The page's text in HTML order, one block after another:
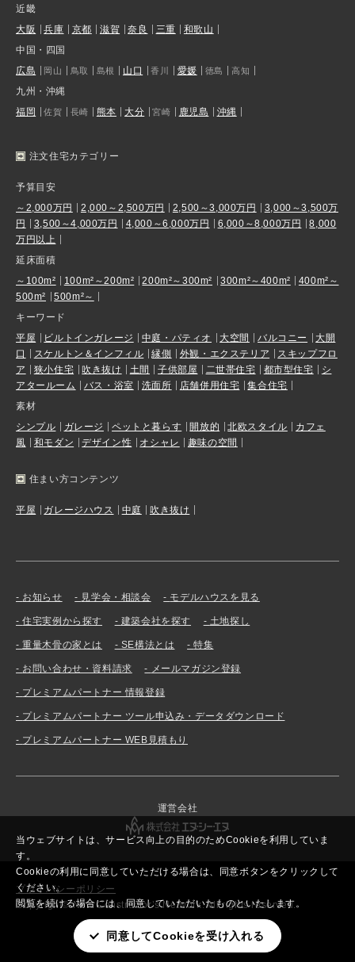
当ウェブサイトは、サービス向上の目的のためCookieを利用していま
す。
Cookieの利用に同意していただける場合は、同意ボタンをクリックして
ください。
閲覧を続ける場合には、同意していただいたものといたします。
同意してCookieを受け入れる
近畿
大阪
兵庫 京都 滋賀 奈良 三重
和歌山
中国・四国
広島
岡山 鳥取 島根 山口 香川 愛媛 徳島 高知
九州・沖縄
福岡
佐賀 長崎 熊本 大分 宮崎 鹿児島 沖縄
注文住宅カテゴリー
予算目安
～2,000万円
2,000～2,500万円 2,500～3,000万円
3,000～3,500万
円
3,500～4,000万円 4,000～6,000万円 6,000～8,000万円
8,000
万円以上
延床面積
～100m²
100m²～200m² 200m²～300m² 300m²～400m²
400m²～
500m²
500m²～
キーワード
平屋
ビルトインガレージ 中庭・パティオ 大空間 バルコニー
大開
口
スケルトン＆インフィル 縁側 外観・エクステリア
スキップフロ
ア
狭小住宅 吹き抜け 土間 子供部屋 二世帯住宅 都市型住宅
シ
アタールーム
バス・浴室 洗面所 店舗併用住宅
集合住宅
素材
シンプル
ガレージ ペットと暮らす 開放的 北欧スタイル
カフェ
風
和モダン デザイン性 オシャレ 趣味の空間
住まい方コンテンツ
平屋 ガレージハウス 中庭 吹き抜け
お知らせ 見学会・相談会 モデルハウスを見る
住宅実例から探す 建築会社を探す 土地探し
重量木骨の家とは SE構法とは 特集
お問い合わせ・資料請求 メールマガジン登録
プレミアムパートナー 情報登録
プレミアムパートナー ツール申込み・データダウンロード
プレミアムパートナー WEB見積もり
運営会社
プライバシーポリシー
Copyright© New Constructor’s Network. All rights reserved.